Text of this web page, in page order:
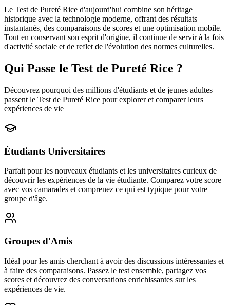
Le Test de Pureté Rice d'aujourd'hui combine son héritage
historique avec la technologie moderne, offrant des résultats
instantanés, des comparaisons de scores et une optimisation mobile.
Tout en conservant son esprit d'origine, il continue de servir à la fois
d'activité sociale et de reflet de l'évolution des normes culturelles.
Qui Passe le Test de Pureté Rice ?
Découvrez pourquoi des millions d'étudiants et de jeunes adultes
passent le Test de Pureté Rice pour explorer et comparer leurs
expériences de vie
Étudiants Universitaires
Parfait pour les nouveaux étudiants et les universitaires curieux de
découvrir les expériences de la vie étudiante. Comparez votre score
avec vos camarades et comprenez ce qui est typique pour votre
groupe d'âge.
Groupes d'Amis
Idéal pour les amis cherchant à avoir des discussions intéressantes et
à faire des comparaisons. Passez le test ensemble, partagez vos
scores et découvrez des conversations enrichissantes sur les
expériences de vie.